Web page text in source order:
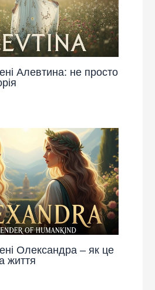
Алевтина: не просто
Олександра – як це
життя